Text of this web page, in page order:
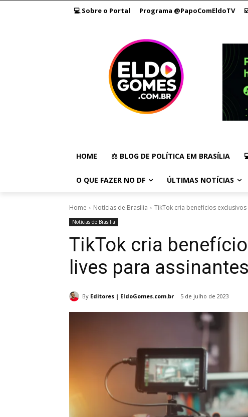
💻 Sobre o Portal Programa @PapoComEldoTV
HOME ⚖️ BLOG DE POLÍTICA EM BRASÍLIA
O QUE FAZER NO DF ÚLTIMAS NOTÍCIAS
Home Notícias de Brasília TikTok cria benefícios
Notícias de Brasília
TikTok cria
lives para
By Editores | EldoGomes.com.br 5 de julho de 2023